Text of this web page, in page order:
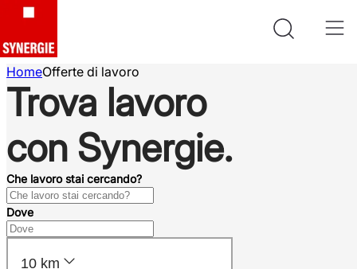
HomeOfferte di lavoro
Trova lavoro
con Synergie.
Che lavoro stai cercando?
Dove
10 km